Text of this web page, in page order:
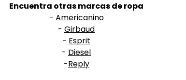
Encuentra otras marcas de ropa
- Americanino
- Girbaud
- Esprit
- Diesel
-Reply